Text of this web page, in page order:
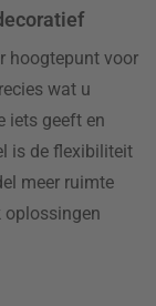
hoogtepunt voor
wat u
iets geeft en
is de flexibiliteit
meer ruimte
oplossingen